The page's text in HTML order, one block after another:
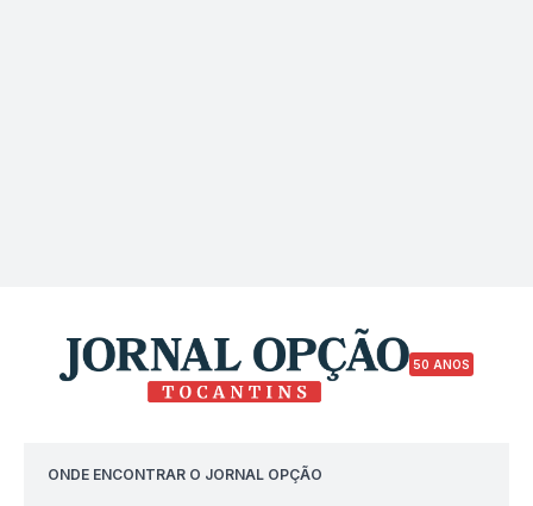
50 ANOS
ONDE ENCONTRAR O JORNAL OPÇÃO